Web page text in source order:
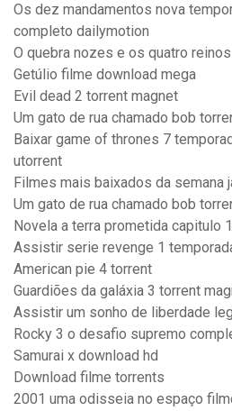
Os dez mandamentos nova
completo dailymotion
O quebra nozes e os quatro
Getúlio filme download mega
Evil dead 2 torrent magnet
Um gato de rua chamado bob
Baixar game of thrones 7
utorrent
Filmes mais baixados da semana
Um gato de rua chamado bob
Novela a terra prometida capitulo
Assistir serie revenge 1
American pie 4 torrent
Guardiões da galáxia 3 torrent
Assistir um sonho de liberdade
Rocky 3 o desafio supremo
Samurai x download hd
Download filme torrents
2001 uma odisseia no espaço